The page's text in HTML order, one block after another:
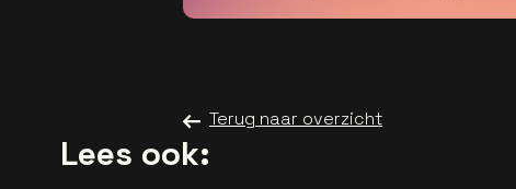
Terug naar overzicht
Lees ook: